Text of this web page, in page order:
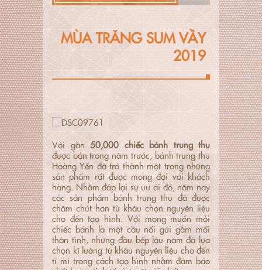
MÙA TRĂNG SUM VẦY
2019
Với gần 50,000 chiếc bánh trung thu
được bán trong năm trước, bánh trung thu
Hoàng Yến đã trở thành một trong những
sản phẩm rất được mong đợi với khách
hàng. Nhằm đáp lại sự ưu ái đó, năm nay
các sản phẩm bánh trung thu đã được
chăm chút hơn từ khâu chọn nguyên liệu
cho đến tạo hình. Với mong muốn mỗi
chiếc bánh là một cầu nối gửi gắm mối
thân tình, những đầu bếp lâu năm đã lựa
chọn kĩ lưỡng từ khâu nguyên liệu cho đến
tỉ mỉ trong cách tạo hình nhằm đảm bảo